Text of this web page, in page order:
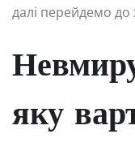
далі перейдемо до
яку